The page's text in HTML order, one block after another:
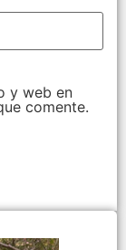
y web en
comente.